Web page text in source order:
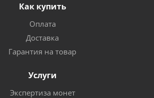
Как купить
Оплата
Доставка
Гарантия на товар
Услуги
Экспертиза монет